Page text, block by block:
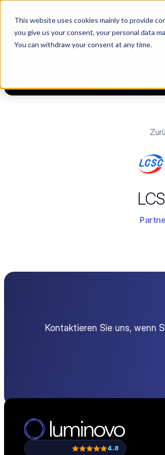
This website uses cookies mainly to provide
you give us your consent, your personal data
You can withdraw your consent at any time.
Choosing a supplier still feels like a dating
Kontaktieren Sie uns, wenn
4.8